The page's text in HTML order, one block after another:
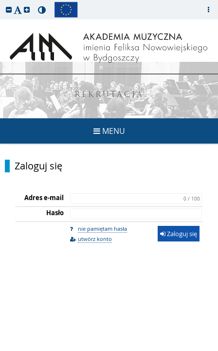
REKRUTACJA
MENU
Zaloguj się
Adres e-mail 0 / 100
Hasło
nie pamiętam hasła
utwórz konto
Zaloguj się